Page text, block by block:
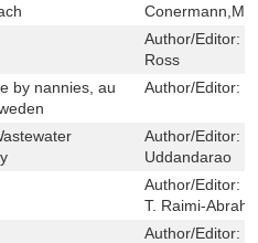
Author/Editor:
Ross
by nannies, au
Author/Editor:
Author/Editor:
Uddandarao
Author/Editor:
T. Raimi-
Author/Editor: